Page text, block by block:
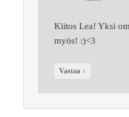
Kiitos Lea! Yksi
myös! :)<3
Vastaa ↓